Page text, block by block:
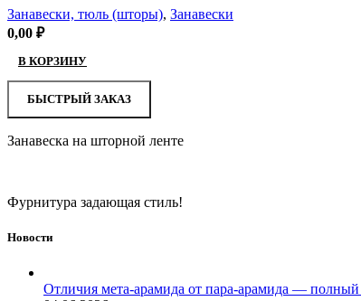
Занавески, тюль (шторы), Занавески
0,00 ₽
В КОРЗИНУ
БЫСТРЫЙ ЗАКАЗ
Занавеска на шторной ленте
Фурнитура задающая стиль!
Новости
Отличия мета-арамида от пара-арамида —